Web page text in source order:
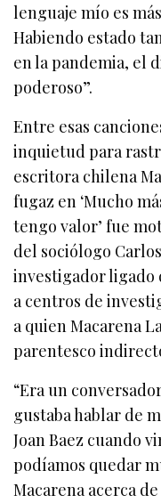
lenguaje mío es
Habiendo estado
en la pandemia, el
poderoso”.
Entre esas
inquietud para
escritora chilena
fugaz en ‘Mucho
tengo valor’ fue
del sociólogo
investigador ligado
a centros de
a quien Macarena
parentesco
“Era un
gustaba hablar de
Joan Baez cuando
podíamos quedar
Macarena acerca